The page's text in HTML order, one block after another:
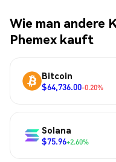
Wie man andere
Phemex kauft
Bitcoin
$64,736.00-0.20%
Solana
$75.96+2.60%